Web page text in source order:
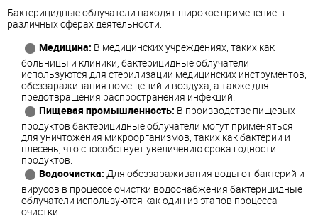
Бактерицидные облучатели находят широкое применение в
различных сферах деятельности:
Медицина: В медицинских учреждениях, таких как
больницы и клиники, бактерицидные облучатели
используются для стерилизации медицинских инструментов,
обеззараживания помещений и воздуха, а также для
предотвращения распространения инфекций.
Пищевая промышленность: В производстве пищевых
продуктов бактерицидные облучатели могут применяться
для уничтожения микроорганизмов, таких как бактерии и
плесень, что способствует увеличению срока годности
продуктов.
Водоочистка: Для обеззараживания воды от бактерий и
вирусов в процессе очистки водоснабжения бактерицидные
облучатели используются как один из этапов процесса
очистки.